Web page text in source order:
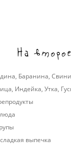
На второе
, Баранина,
, Индейка, Утка,
выпечка